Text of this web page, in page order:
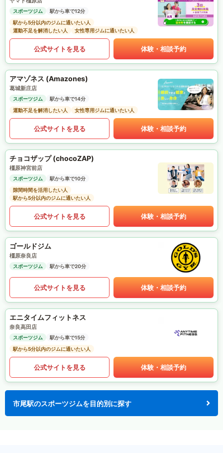
スポーツジム
駅から車で12分
駅から5分以内のジムに通いたい人
運動不足を解消したい人
女性専用ジムに通いたい人
公式サイトを見る 体験・相談予約
アマゾネス (Amazones)
葛城新庄店
スポーツジム
駅から車で14分
運動不足を解消したい人
女性専用ジムに通いたい人
公式サイトを見る 体験・相談予約
チョコザップ (chocoZAP)
橿原神宮前店
スポーツジム
駅から車で10分
隙間時間を活用したい人
駅から5分以内のジムに通いたい人
公式サイトを見る 体験・相談予約
ゴールドジム
橿原奈良店
スポーツジム 駅から車で20分
公式サイトを見る 体験・相談予約
エニタイムフィットネス
奈良高田店
スポーツジム
駅から車で15分
駅から5分以内のジムに通いたい人
公式サイトを見る 体験・相談予約
市尾駅のスポーツジムを目的別に探す